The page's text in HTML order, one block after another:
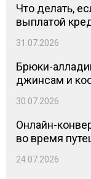
Что делать,
выплатой
31.07.2026
Брюки-
джинсам и
30.07.2026
Онлайн-
во время
24.07.2026